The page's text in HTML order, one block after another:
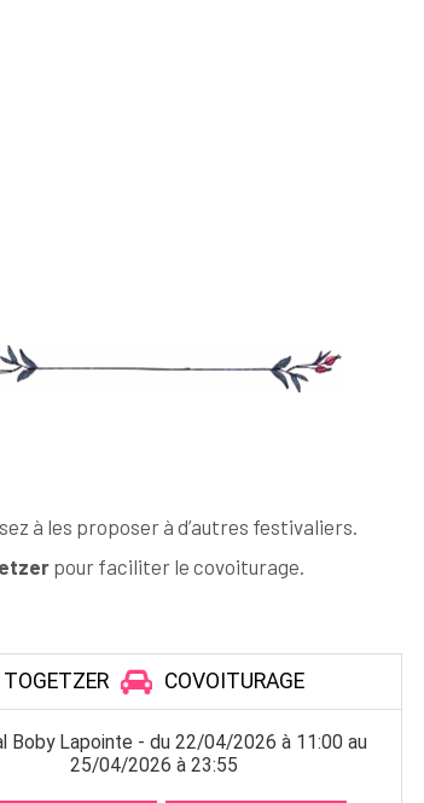
à les proposer à d’autres festivaliers.
pour faciliter le covoiturage.